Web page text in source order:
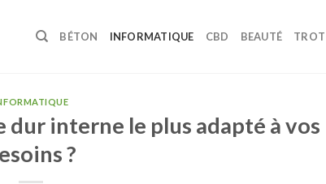
BÉTON INFORMATIQUE CBD BEAUTÉ
interne le plus adapté à vos
?